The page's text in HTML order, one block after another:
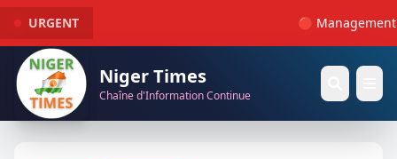
URGENT 🔴 Management
Niger Times
Chaîne d'Information Continue